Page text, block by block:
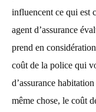
influencent ce qui est
agent d’assurance
prend en
coût de la police qui
d’assurance
même chose, le coût